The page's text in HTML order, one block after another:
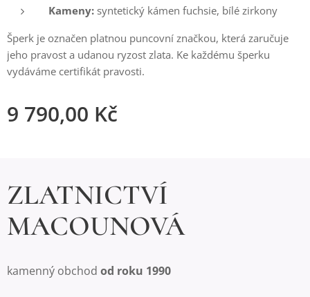
Kameny: syntetický kámen fuchsie, bílé zirkony
Šperk je označen platnou puncovní značkou, která zaručuje
jeho pravost a udanou ryzost zlata. Ke každému šperku
vydáváme certifikát pravosti.
9 790,00 Kč
ZLATNICTVÍ
MACOUNOVÁ
kamenný obchod od roku 1990